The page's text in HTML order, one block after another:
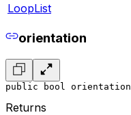
LoopList
orientation
public bool orientation
Returns